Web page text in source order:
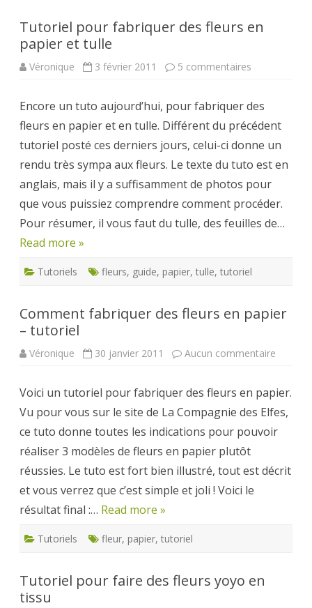
Tutoriel pour fabriquer des fleurs en
papier et tulle
Véronique 3 février 2011 5 commentaires
des
en
et
Encore un tuto aujourd’hui, pour fabriquer des
fleurs en papier et en tulle. Différent du précédent
tutoriel posté ces derniers jours, celui-ci donne un
rendu très sympa aux fleurs. Le texte du tuto est en
anglais, mais il y a suffisamment de photos pour
que vous puissiez comprendre comment procéder.
Pour résumer, il vous faut du tulle, des feuilles de…
Read more »
Tutoriels fleurs, guide, papier, tulle, tutoriel
Comment fabriquer des fleurs en papier
– tutoriel
Véronique 30 janvier 2011 Aucun commentaire
fleurs
papier
tutoriel
Voici un tutoriel pour fabriquer des fleurs en papier.
Vu pour vous sur le site de La Compagnie des Elfes,
ce tuto donne toutes les indications pour pouvoir
réaliser 3 modèles de fleurs en papier plutôt
réussies. Le tuto est fort bien illustré, tout est décrit
et vous verrez que c’est simple et joli ! Voici le
résultat final :… Read more »
Tutoriels fleur, papier, tutoriel
Tutoriel pour faire des fleurs yoyo en
tissu